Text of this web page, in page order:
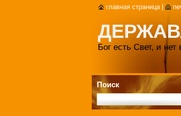
Бог есть Свет, и
Поиск
главная страница